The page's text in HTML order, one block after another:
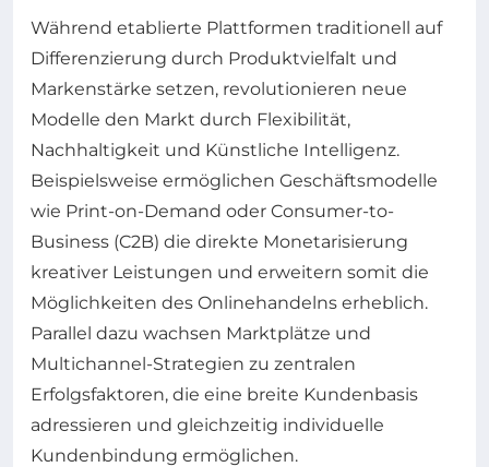
Während etablierte Plattformen traditionell auf
Differenzierung durch Produktvielfalt und
Markenstärke setzen, revolutionieren neue
Modelle den Markt durch Flexibilität,
Nachhaltigkeit und Künstliche Intelligenz.
Beispielsweise ermöglichen Geschäftsmodelle
wie Print-on-Demand oder Consumer-to-
Business (C2B) die direkte Monetarisierung
kreativer Leistungen und erweitern somit die
Möglichkeiten des Onlinehandelns erheblich.
Parallel dazu wachsen Marktplätze und
Multichannel-Strategien zu zentralen
Erfolgsfaktoren, die eine breite Kundenbasis
adressieren und gleichzeitig individuelle
Kundenbindung ermöglichen.